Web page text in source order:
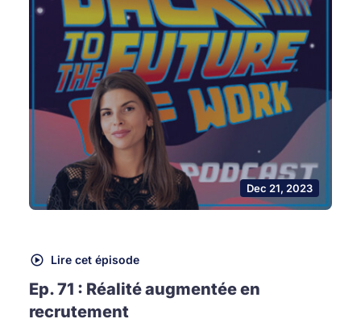
Dec 21, 2023
Lire cet épisode
Ep. 71 : Réalité augmentée en
recrutement